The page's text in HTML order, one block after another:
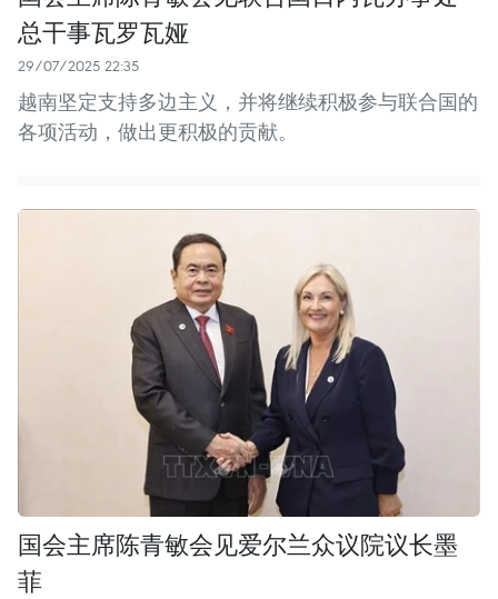
总干事瓦罗瓦娅
29/07/2025 22:35
​越南坚定支持多边主义，并将继续积极参与联合国的
各项活动，做出更积极的贡献。
国会主席陈青敏会见爱尔兰众议院议长墨
菲